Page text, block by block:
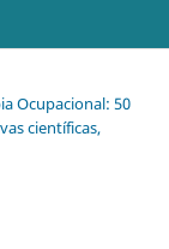
Ocupacional: 50
científicas,